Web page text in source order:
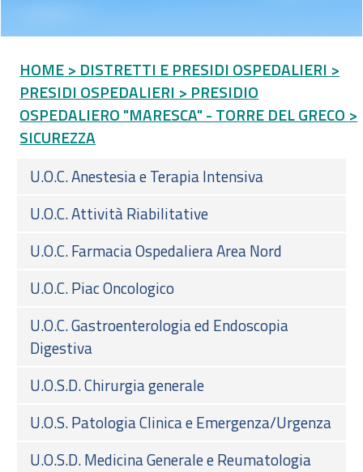
HOME > DISTRETTI E PRESIDI OSPEDALIERI >
PRESIDI OSPEDALIERI > PRESIDIO
OSPEDALIERO "MARESCA" - TORRE DEL GRECO >
SICUREZZA
U.O.C. Anestesia e Terapia Intensiva
U.O.C. Attività Riabilitative
U.O.C. Farmacia Ospedaliera Area Nord
U.O.C. Piac Oncologico
U.O.C. Gastroenterologia ed Endoscopia
Digestiva
U.O.S.D. Chirurgia generale
U.O.S. Patologia Clinica e Emergenza/Urgenza
U.O.S.D. Medicina Generale e Reumatologia